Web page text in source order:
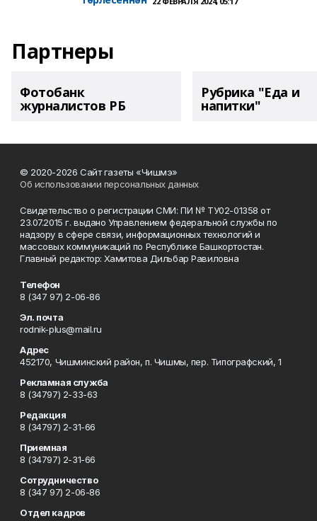
Партнеры
Фотобанк
журналистов РБ
Рубрика "Еда и
напитки"
© 2020-2026 Сайт газеты «Чишмэ»
Об использовании персональных данных
Свидетельство о регистрации СМИ: ПИ № ТУ02-01358 от
23.07.2015 г. выдано Управлением федеральной службы по
надзору в сфере связи, информационных технологий и
массовых коммуникаций по Республике Башкортостан.
Главный редактор: Хамитова Дильбар Равиловна
Телефон
8 (347 97) 2-06-86
Эл. почта
rodnik-plus@mail.ru
Адрес
452170, Чишминский район, п. Чишмы, пер. Типографский, 1
Рекламная служба
8 (34797) 2-33-63
Редакция
8 (34797) 2-31-66
Приемная
8 (34797) 2-31-66
Сотрудничество
8 (347 97) 2-06-86
Отдел кадров